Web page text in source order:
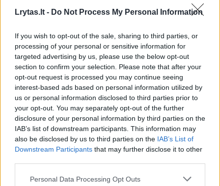
Lrytas.lt - Do Not Process My Personal Information
If you wish to opt-out of the sale, sharing to third parties, or
processing of your personal or sensitive information for
targeted advertising by us, please use the below opt-out
section to confirm your selection. Please note that after your
opt-out request is processed you may continue seeing
interest-based ads based on personal information utilized by
us or personal information disclosed to third parties prior to
your opt-out. You may separately opt-out of the further
disclosure of your personal information by third parties on the
IAB’s list of downstream participants. This information may
also be disclosed by us to third parties on the IAB’s List of
Downstream Participants that may further disclose it to other
Personal Data Processing Opt Outs
„Iš tikrųjų CAMI yra įdomus tuo, kad jis yra
paprastas, – sako B. Tunçgenças. – Vaizdo
žaidimai jau dabar yra labai populiarūs.
Vaikams tai smagu, o gydytojams lengva
interpretuoti greitai gaunamus rezultatus.
Tikiuosi, kad CAMI ilgainiui bus naudojamas
klinikinėje praktikoje visur.“
Tyrėjai teigia, kad toliau tobulinant šį metodą
būtų galima pritaikyti jį naudoti su
mažesniais vaikais ir vaikais, turinčiais